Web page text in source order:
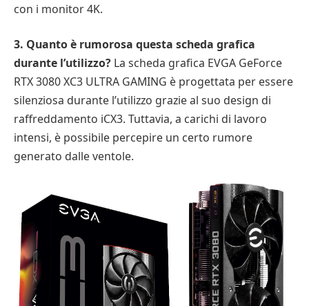
con i monitor 4K.
3. Quanto è rumorosa questa scheda grafica
durante l’utilizzo? La scheda grafica EVGA GeForce
RTX 3080 XC3 ULTRA GAMING è progettata per essere
silenziosa durante l’utilizzo grazie al suo design di
raffreddamento iCX3. Tuttavia, a carichi di lavoro
intensi, è possibile percepire un certo rumore
generato dalle ventole.